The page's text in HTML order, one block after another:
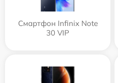
Смартфон Infinix Note
30 VIP